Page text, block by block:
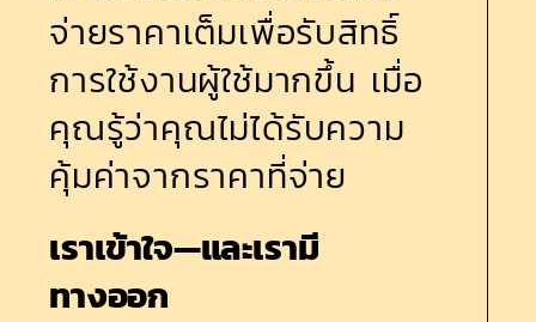
จ่ายราคาเต็มเพื่อรับสิทธิ์
การใช้งานผู้ใช้มากขึ้น เมื่อ
คุณรู้ว่าคุณไม่ได้รับความ
คุ้มค่าจากราคาที่จ่าย
เราเข้าใจ—และเรามี
ทางออก